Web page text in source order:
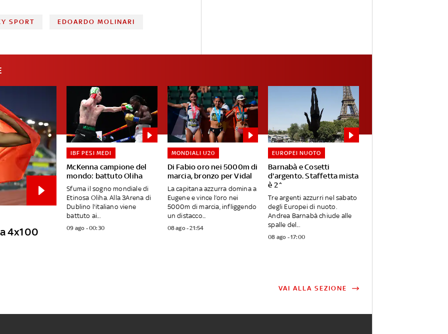
SPORT EDOARDO MOLINARI
4x100
McKenna campione del
mondo: battuto Oliha
IBF PESI MEDI
Sfuma il sogno mondiale di
Etinosa Oliha. Alla 3Arena di
Dublino l'italiano viene
battuto ai...
09 ago - 00:30
Di Fabio oro nei 5000m di
marcia, bronzo per Vidal
MONDIALI U20
La capitana azzurra domina a
Eugene e vince l’oro nei
5000m di marcia, infliggendo
un distacco...
08 ago - 21:54
Barnabà e Cosetti
d'argento. Staffetta mista
è 2^
EUROPEI NUOTO
Tre argenti azzurri nel sabato
degli Europei di nuoto.
Andrea Barnabà chiude alle
spalle del...
08 ago - 17:00
VAI ALLA SEZIONE